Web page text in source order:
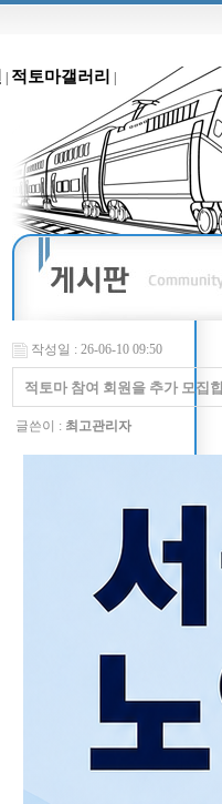
적토마갤러리
작성일 : 26-06-10 09:50
적토마 참여 회원을 추가 모집
글쓴이 : 최고관리자